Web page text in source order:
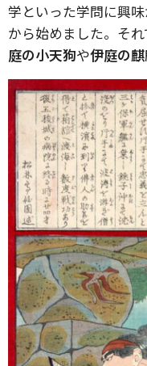
学といった学問に興
から始めました。そ
庭の小天狗や伊庭の